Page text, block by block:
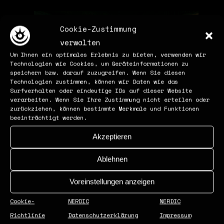
Cookie-Zustimmung
verwalten
Um Ihnen ein optimales Erlebnis zu bieten, verwenden wir
Technologien wie Cookies, um Geräteinformationen zu
speichern bzw. darauf zuzugreifen. Wenn Sie diesen
Technologien zustimmen, können wir Daten wie das
Surfverhalten oder eindeutige IDs auf dieser Website
verarbeiten. Wenn Sie Ihre Zustimmung nicht erteilen oder
zurückziehen, können bestimmte Merkmale und Funktionen
beeinträchtigt werden.
Akzeptieren
Ablehnen
Voreinstellungen anzeigen
Cookie-
Richtlinie
NERDIC
Datenschutzerklärung
NERDIC
Impressum
DAS KONZERT IN